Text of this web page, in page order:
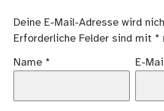
Deine E-Mail-Adresse wird
Erforderliche Felder sind mit *
Name * E-